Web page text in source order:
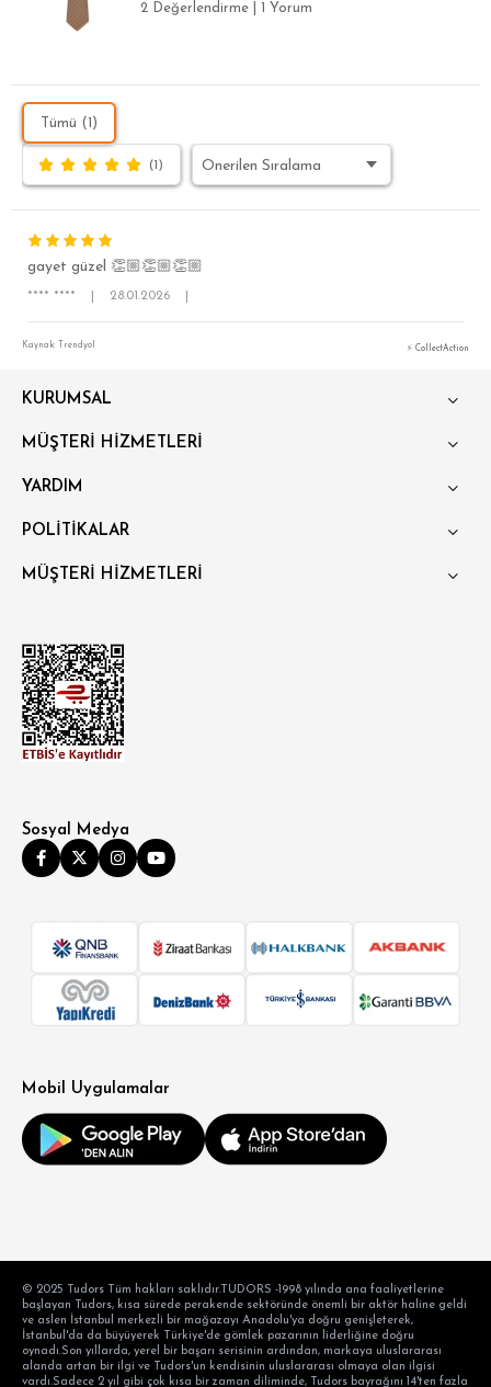
2 Değerlendirme 1 Yorum
Tümü (1)
(1)
gayet güzel 👏🏼👏🏼👏🏼
**** **** 28.01.2026
Kaynak: Trendyol ⚡ CollectAction
KURUMSAL
MÜŞTERİ HİZMETLERİ
YARDIM
POLİTİKALAR
MÜŞTERİ HİZMETLERİ
Sosyal Medya
Mobil Uygulamalar
© 2025 Tudors Tüm hakları saklıdır.TUDORS -1998 yılında ana faaliyetlerine
başlayan Tudors, kısa sürede perakende sektöründe önemli bir aktör haline geldi
ve aslen İstanbul merkezli bir mağazayı Anadolu'ya doğru genişleterek,
İstanbul'da da büyüyerek Türkiye'de gömlek pazarının liderliğine doğru
oynadı.Son yıllarda, yerel bir başarı serisinin ardından, markaya uluslararası
alanda artan bir ilgi ve Tudors'un kendisinin uluslararası olmaya olan ilgisi
vardı.Sadece 2 yıl gibi çok kısa bir zaman diliminde, Tudors bayrağını 14'ten fazla